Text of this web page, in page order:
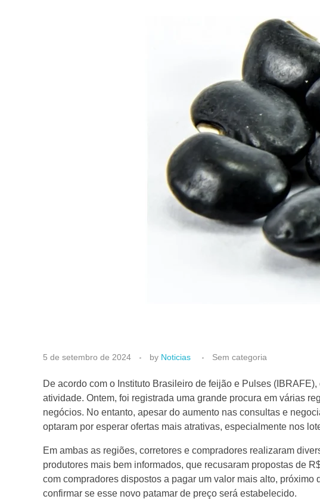
C
o
m
p
r
5 de setembro de 2024 by Noticias Sem categoria
De acordo com o Instituto Brasileiro de feijão e Pulses
atividade. Ontem, foi registrada uma grande procura em várias
negócios. No entanto, apesar do aumento nas consultas e
optaram por esperar ofertas mais atrativas, especialmente nos
Em ambas as regiões, corretores e compradores realizaram
produtores mais bem informados, que recusaram propostas de
com compradores dispostos a pagar um valor mais alto,
confirmar se esse novo patamar de preço será estabelecido.